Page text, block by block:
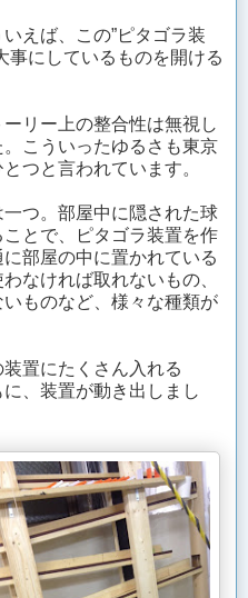
いえば、この”ピタゴラ装
事にしているものを開ける
リー上の整合性は無視し
こういったゆるさも東京
つと言われています。
つ。部屋中に隠された球
とで、ピタゴラ装置を作
部屋の中に置かれている
なければ取れないもの、
ものなど、様々な種類が
置にたくさん入れる
、装置が動き出しまし